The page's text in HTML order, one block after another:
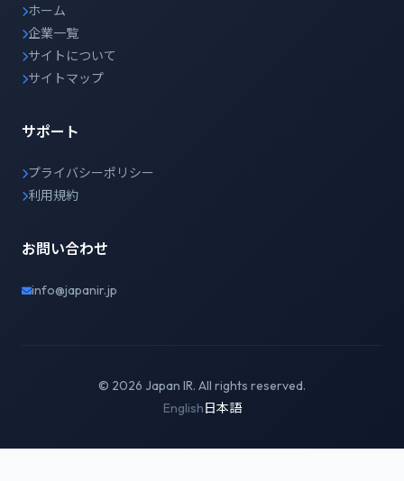
ホーム
企業一覧
サイトについて
サイトマップ
サポート
プライバシーポリシー
利用規約
お問い合わせ
info@japanir.jp
© 2026 Japan IR. All rights reserved.
English日本語